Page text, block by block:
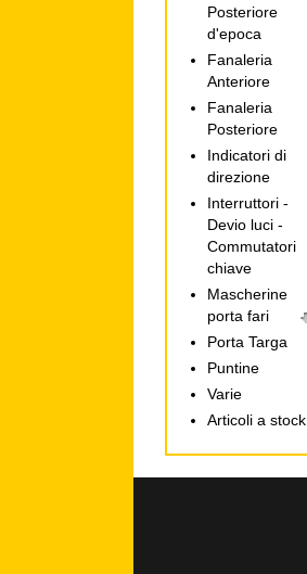
Posteriore
d'epoca
Fanaleria
Anteriore
Fanaleria
Posteriore
Indicatori di
direzione
Interruttori -
Devio luci -
Commutatori
chiave
Mascherine
porta fari
Porta Targa
Puntine
Varie
Articoli a stock